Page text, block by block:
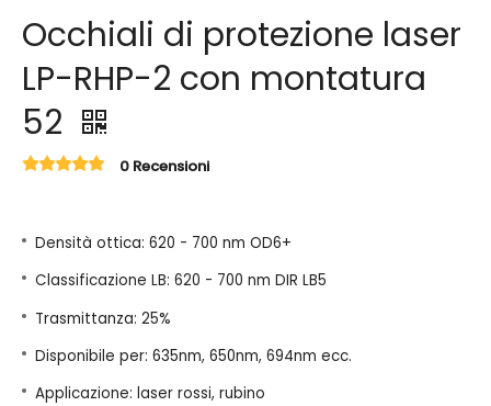
Occhiali di protezione laser
LP-RHP-2 con montatura
52
0 Recensioni
Densità ottica: 620 - 700 nm OD6+
Classificazione LB: 620 - 700 nm DIR LB5
Trasmittanza: 25%
Disponibile per: 635nm, 650nm, 694nm ecc.
Applicazione: laser rossi, rubino